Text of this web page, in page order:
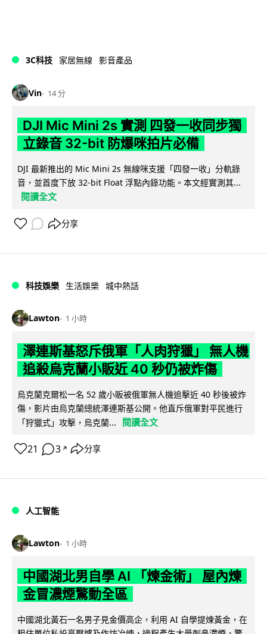
3C科技 家居無線 影音產品
Vin 14 分
DJI Mic Mini 2s 實測 四發一收同步獨
立錄音 32-bit 防爆咪拍片必備
DJI 最新推出的 Mic Mini 2s 無線咪支援「四發一收」分軌錄
音，並首度下放 32-bit Float 浮點內錄功能。本文經實測其...
閱讀全文
分享
科技娛樂 生活娛樂 城中熱話
Lawton 1 小時
澤連斯基怒斥俄軍「人肉狩獵」 無人機
追殺烏克蘭小販近 40 秒仍被炸傷
烏克蘭克爾松一名 52 歲小販被俄軍無人機追擊近 40 秒後被炸
傷，影片由烏克蘭總統澤連斯基公開。他直斥俄軍對平民進行
「狩獵式」攻擊，烏克蘭...
閱讀全文
21 3 ↗ 分享
人工智能
Lawton 1 小時
中國湖北男自學 AI 「煉金術」 屋內煉
金冒濃煙驚動全區
中國湖北黃石一名男子見金價高企，利用 AI 自學提煉黃金，在